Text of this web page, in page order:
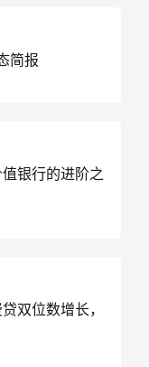
简报
银行的进阶之
双位数增长，